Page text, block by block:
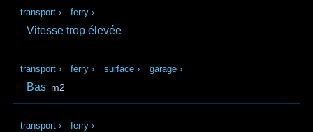
transport › ferry ›
Vitesse trop élevée
transport › ferry › surface › garage ›
Bas m2
transport › ferry ›